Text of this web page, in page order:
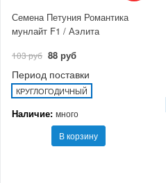
Семена Петуния Романтика
мунлайт F1 / Аэлита
103 руб 88 руб
Период поставки
КРУГЛОГОДИЧНЫЙ
Наличие: много
В корзину